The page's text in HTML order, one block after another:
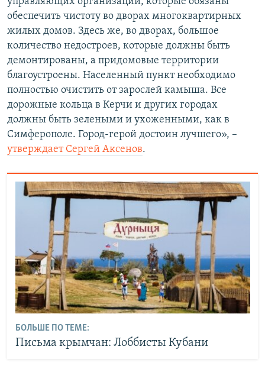
обеспечить чистоту во дворах многоквартирных
жилых домов. Здесь же, во дворах, большое
количество недостроев, которые должны быть
демонтированы, а придомовые территории
благоустроены. Населенный пункт необходимо
полностью очистить от зарослей камыша. Все
дорожные кольца в Керчи и других городах
должны быть зелеными и ухоженными, как в
Симферополе. Город-герой достоин лучшего», –
утверждает Сергей Аксенов.
БОЛЬШЕ ПО ТЕМЕ:
Письма крымчан: Лоббисты Кубани